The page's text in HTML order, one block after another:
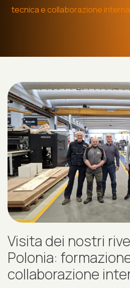
tecnica e collaborazione
Visita dei nostri
Polonia:
collaborazione